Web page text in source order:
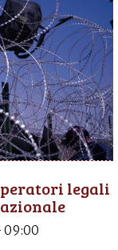
legali
09:00